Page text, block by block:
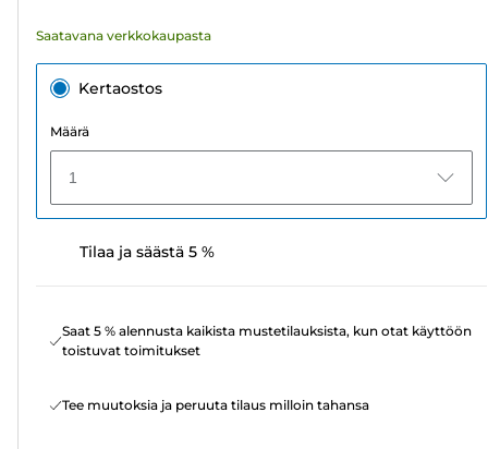
Saatavana verkkokaupasta
Kertaostos
Määrä
1
Tilaa ja säästä 5 %
Saat 5 % alennusta kaikista mustetilauksista, kun otat käyttöön
toistuvat toimitukset
Tee muutoksia ja peruuta tilaus milloin tahansa